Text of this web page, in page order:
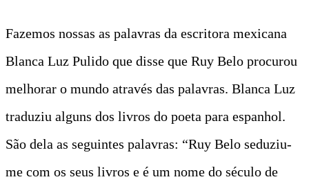
Fazemos nossas as palavras da escritora mexicana
Blanca Luz Pulido que disse que Ruy Belo procurou
melhorar o mundo através das palavras. Blanca Luz
traduziu alguns dos livros do poeta para espanhol.
São dela as seguintes palavras: “Ruy Belo seduziu-
me com os seus livros e é um nome do século de